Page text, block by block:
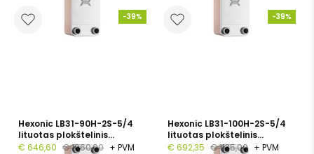
-39%
Hexonic LB31-90H-2S-5/4
lituotas plokštelinis
šilumokaitis, 90 plokštelės,
€ 646,60 € 1060,00 + PVM
-39%
Hexonic LB31-100H-2S-5/4
lituotas plokštelinis
šilumokaitis, 100 plokštelės,
€ 692,35 € 1135,00 + PVM